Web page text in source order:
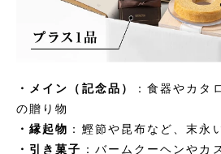
・メイン（記念品）
：食器やカタ
の贈り物
・縁起物 ：鰹節や昆布など、末永
・引き菓子 ：バームクーヘンやカ